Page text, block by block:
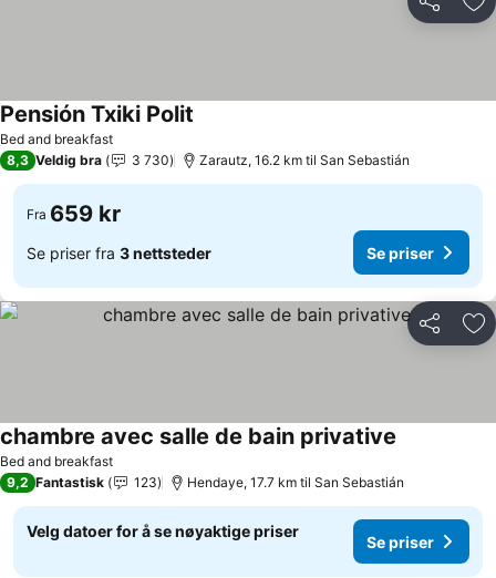
Del
Bed and breakfast
Pensión Txiki Polit
8,3 Veldig bra 3 730 Zarautz, 16.2 km til San Sebastián
Fra 659 kr
Se priser fra 3 nettsteder Se priser
Del
Bed and breakfast
chambre avec salle de bain privative
9,2 Fantastisk 123 Hendaye, 17.7 km til San Sebastián
Velg datoer for å se nøyaktige priser
Se priser